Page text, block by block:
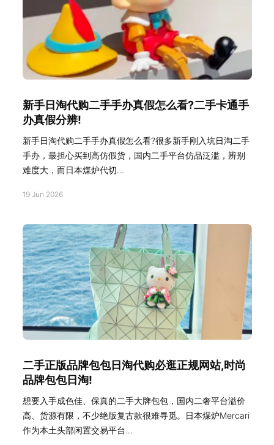
新手日淘代购二手手办真假怎么看?二手卡通手
办真假分辨!
新手日淘代购二手手办真假怎么看?很多新手刚入坑日淘二手
手办，最担心买到高仿假货，国内二手平台仿品泛滥，辨别
难度大，而日本煤炉代切...
19 Jun 2026
二手正版品牌包包日淘代购必逛正规网站,时尚
品牌包包日淘!
想要入手成色佳、保真的二手大牌包包，国内二奢平台溢价
高、货源有限，不少绝版复古款很难寻觅。日本煤炉Mercari
作为本土头部闲置交易平台...